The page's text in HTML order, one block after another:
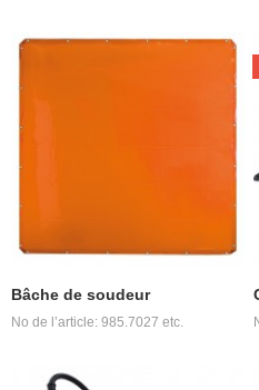
Bâche de soudeur
No de l’article: 985.7027 etc.